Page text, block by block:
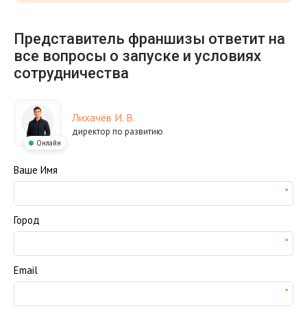
Представитель франшизы ответит на
все вопросы о запуске и условиях
сотрудничества
Онлайн
Лихачёв И. В.
директор по развитию
Ваше Имя
Город
Email